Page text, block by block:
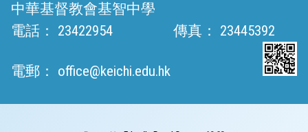
中華基督教會基智中學
電話：
23422954 傳真： 23445392
電郵： office@keichi.edu.hk